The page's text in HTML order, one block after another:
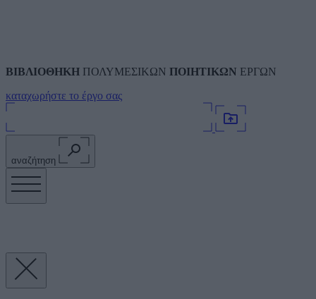
ΒΙΒΛΙΟΘΗΚΗ ΠΟΛΥΜΕΣΙΚΩΝ ΠΟΙΗΤΙΚΩΝ ΕΡΓΩΝ
καταχωρήστε το έργο σας
αναζήτηση